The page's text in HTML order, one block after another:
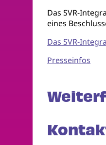
Das SVR-
eines
Das SVR-
Presseinfos